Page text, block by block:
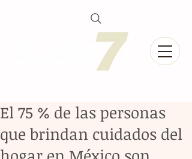
El 75 % de las personas
que brindan cuidados del